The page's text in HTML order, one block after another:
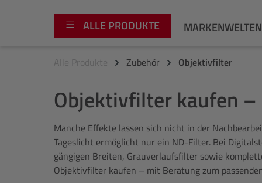
ALLE PRODUKTE MARKENWELTEN
Video
Audio
Apple
Fujifilm
Leica Boutique
Nikon
Alle Produkte Zubehör Objektivfilter
Objektivfilter kaufen
Manche Effekte lassen sich nicht in der
Tageslicht ermöglicht nur ein ND-Filter. Bei
gängigen Breiten, Grauverlaufsfilter sowie
Objektivfilter kaufen – mit Beratung zum